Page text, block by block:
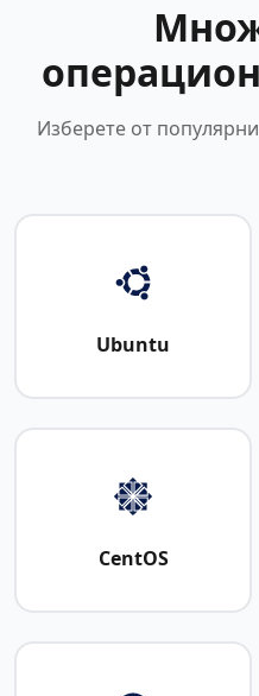
Изберете от
Ubuntu
CentOS